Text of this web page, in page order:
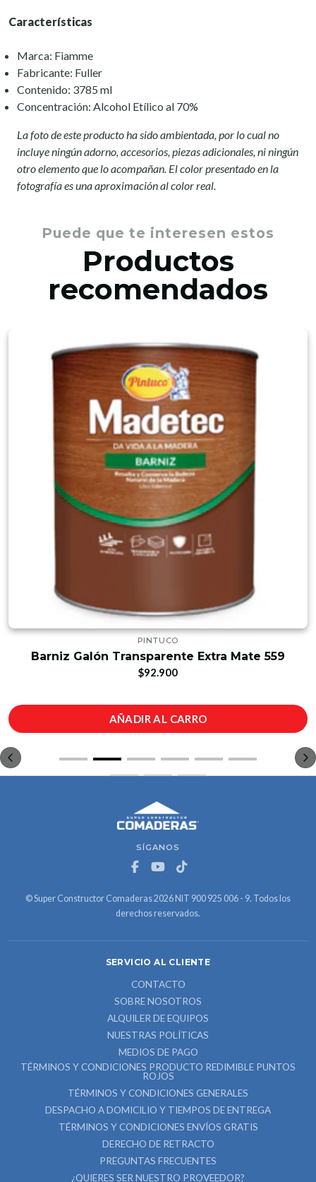
Características
Marca: Fiamme
Fabricante: Fuller
Contenido: 3785 ml
Concentración: Alcohol Etílico al 70%
La foto de este producto ha sido ambientada, por lo cual no
incluye ningún adorno, accesorios, piezas adicionales, ni ningún
otro elemento que lo acompañan. El color presentado en la
fotografía es una aproximación al color real.
Puede que te interesen estos
Productos
recomendados
PINTUCO
Barniz Galón Transparente Extra Mate 559
$92.900
AÑADIR AL CARRO
SÍGANOS
© Super Constructor Comaderas 2026 NIT 900 925 006 - 9. Todos los
derechos reservados.
SERVICIO AL CLIENTE
CONTACTO
SOBRE NOSOTROS
ALQUILER DE EQUIPOS
NUESTRAS POLÍTICAS
MEDIOS DE PAGO
TÉRMINOS Y CONDICIONES PRODUCTO REDIMIBLE PUNTOS
ROJOS
TÉRMINOS Y CONDICIONES GENERALES
DESPACHO A DOMICILIO Y TIEMPOS DE ENTREGA
TÉRMINOS Y CONDICIONES ENVÍOS GRATIS
DERECHO DE RETRACTO
PREGUNTAS FRECUENTES
¿QUIERES SER NUESTRO PROVEEDOR?